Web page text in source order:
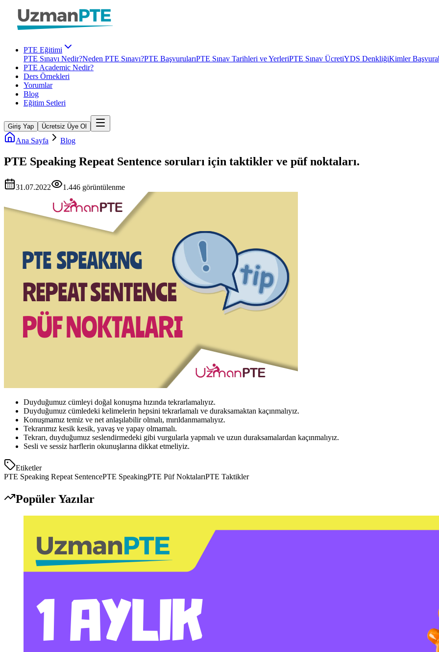
PTE Eğitimi
PTE Sınavı Nedir?Neden PTE Sınavı?PTE BaşvurularıPTE Sınav Tarihleri ve YerleriPTE Sınav ÜcretiYDS DenkliğiKimler
PTE Academic Nedir?
Ders Örnekleri
Yorumlar
Blog
Eğitim Setleri
Giriş Yap Ücretsiz Üye Ol
Ana Sayfa Blog
PTE Speaking Repeat Sentence soruları için taktikler ve püf noktaları.
31.07.2022 1.446 görüntülenme
Duyduğumuz cümleyi doğal konuşma hızında tekrarlamalıyız.
Duyduğumuz cümledeki kelimelerin hepsini tekrarlamalı ve duraksamaktan kaçınmalıyız.
Konuşmamız temiz ve net anlaşılabilir olmalı, mırıldanmamalıyız.
Tekrarımız kesik kesik, yavaş ve yapay olmamalı.
Tekrarı, duyduğumuz seslendirmedeki gibi vurgularla yapmalı ve uzun duraksamalardan kaçınmalıyız.
Sesli ve sessiz harflerin okunuşlarına dikkat etmeliyiz.
Etiketler
PTE Speaking Repeat SentencePTE SpeakingPTE Püf NoktalarıPTE Taktikler
Popüler Yazılar